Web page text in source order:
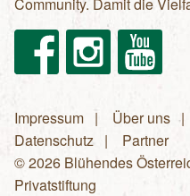
FacebookInstagram Youtube
Fußzeilenmenü
Impressum Über uns
Datenschutz
Partner
© 2026 Blühendes
Privatstiftung